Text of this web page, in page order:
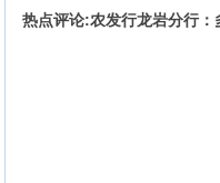
热点评论:农发行龙岩分行